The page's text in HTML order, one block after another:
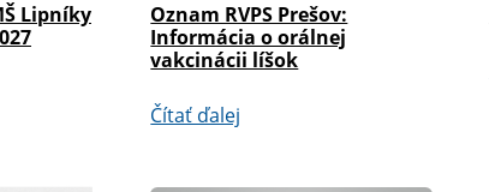
Lipníky
Oznam RVPS Prešov:
Informácia o orálnej
vakcinácii líšok
Čítať ďalej